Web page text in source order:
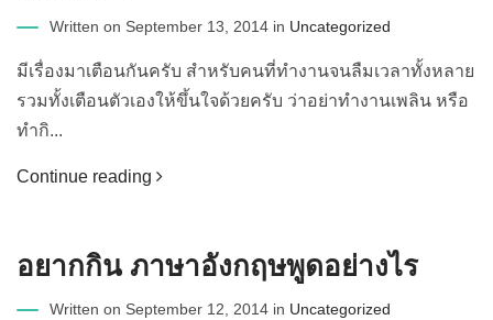
Written on September 13, 2014 in Uncategorized
มีเรื่องมาเตือนกันครับ สำหรับคนที่ทำงานจนลืมเวลาทั้งหลาย
รวมทั้งเตือนตัวเองให้ขึ้นใจด้วยครับ ว่าอย่าทำงานเพลิน หรือ
ทำกิ...
Continue reading
อยากกิน ภาษาอังกฤษพูดอย่างไร
Written on September 12, 2014 in Uncategorized